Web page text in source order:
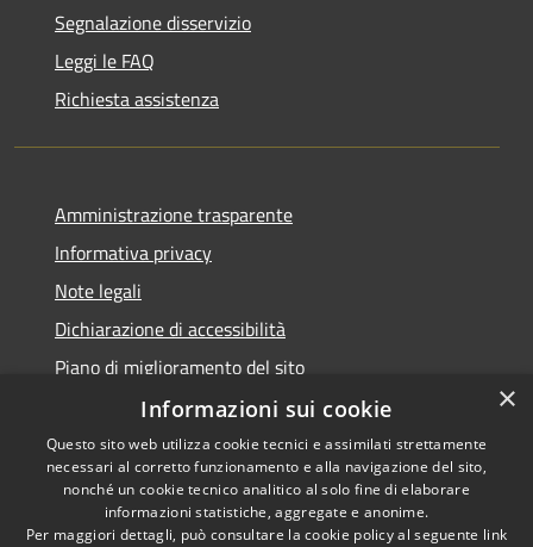
Segnalazione disservizio
Leggi le FAQ
Richiesta assistenza
Amministrazione trasparente
Informativa privacy
Note legali
Dichiarazione di accessibilità
Piano di miglioramento del sito
Accessibilità
Copyright © 2026 • Comune di
Baiso • Powered by
×
Informazioni sui cookie
Questo sito web utilizza cookie tecnici e assimilati strettamente
necessari al corretto funzionamento e alla navigazione del sito,
nonché un cookie tecnico analitico al solo fine di elaborare
informazioni statistiche, aggregate e anonime.
Per maggiori dettagli, può consultare la cookie policy al seguente link